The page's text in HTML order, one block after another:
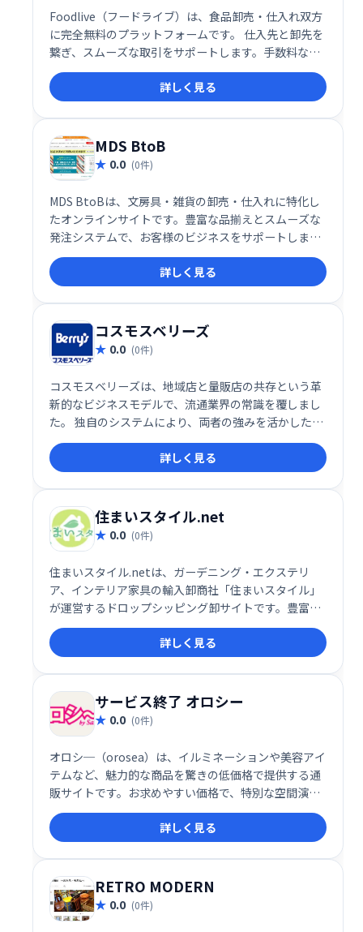
Foodlive（フードライブ）は、食品卸売・仕入れ双方
に完全無料のプラットフォームです。 仕入先と卸先を
繋ぎ、スムーズな取引をサポートします。手数料など
は一切不要なので、コストを抑えながら効率的な業務
を実現できます。食品業界の取引をもっと手軽に、も
っと自由に。
詳しく見る
MDS BtoB
0.0 (0件)
MDS BtoBは、文房具・雑貨の卸売・仕入れに特化し
たオンラインサイトです。豊富な品揃えとスムーズな
発注システムで、お客様のビジネスをサポートしま
す。卸売価格で高品質な商品を提供し、コスト削減に
貢献します。効率的な仕入れで、ビジネスの成長を加
速させましょう。
詳しく見る
コスモスベリーズ
0.0 (0件)
コスモスベリーズは、地域店と量販店の共存という革
新的なビジネスモデルで、流通業界の常識を覆しまし
た。 独自のシステムにより、両者の強みを活かした新
たな流通形態を実現し、地域経済の活性化に貢献して
います。
詳しく見る
住まいスタイル.net
0.0 (0件)
住まいスタイル.netは、ガーデニング・エクステリ
ア、インテリア家具の輸入卸商社「住まいスタイル」
が運営するドロップシッピング卸サイトです。豊富な
商品ラインナップとスムーズな取引で、お客様のビジ
ネスをサポートします。詳しく見る
サービス終了 オロシー
0.0 (0件)
オロシ─（orosea）は、イルミネーションや美容アイ
テムなど、魅力的な商品を驚きの低価格で提供する通
販サイトです。お求めやすい価格で、特別な空間演出
や自分へのご褒美を実現しませんか？ぜひ一度、オロ
シ─の豊富な品揃えをご覧ください。
詳しく見る
RETRO MODERN
0.0 (0件)